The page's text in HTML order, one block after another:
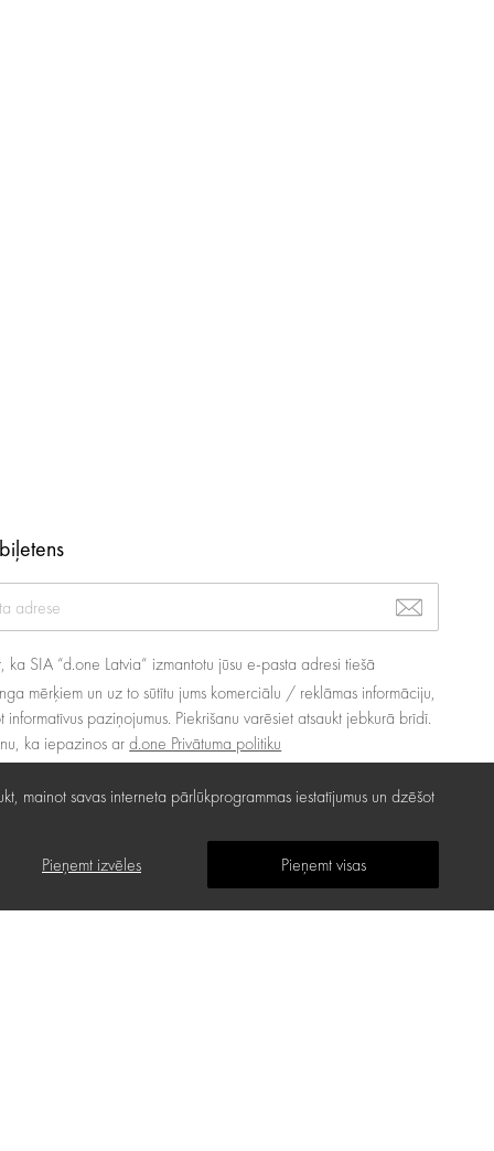
ka SIA “d.one Latvia“ izmantotu jūsu e-pasta adresi tiešā
mērķiem un uz to sūtītu jums komerciālu / reklāmas informāciju,
informatīvus paziņojumus. Piekrišanu varēsiet atsaukt jebkurā brīdī.
ka iepazinos ard.one Privātuma politiku
mainot savas interneta pārlūkprogrammas iestatījumus un dzēšot
Pieņemt izvēles Pieņemt visas